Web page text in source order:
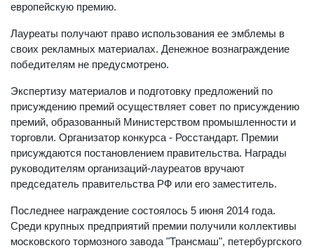
европейскую премию.
Лауреаты получают право использования ее эмблемы в
своих рекламных материалах. Денежное вознаграждение
победителям не предусмотрено.
Экспертизу материалов и подготовку предложений по
присуждению премий осуществляет совет по присуждению
премий, образованный Министерством промышленности и
торговли. Организатор конкурса - Росстандарт. Премии
присуждаются постановлением правительства. Награды
руководителям организаций-лауреатов вручают
председатель правительства РФ или его заместитель.
Последнее награждение состоялось 5 июня 2014 года.
Среди крупных предприятий премии получили коллективы
московского тормозного завода "Трансмаш", петербургского